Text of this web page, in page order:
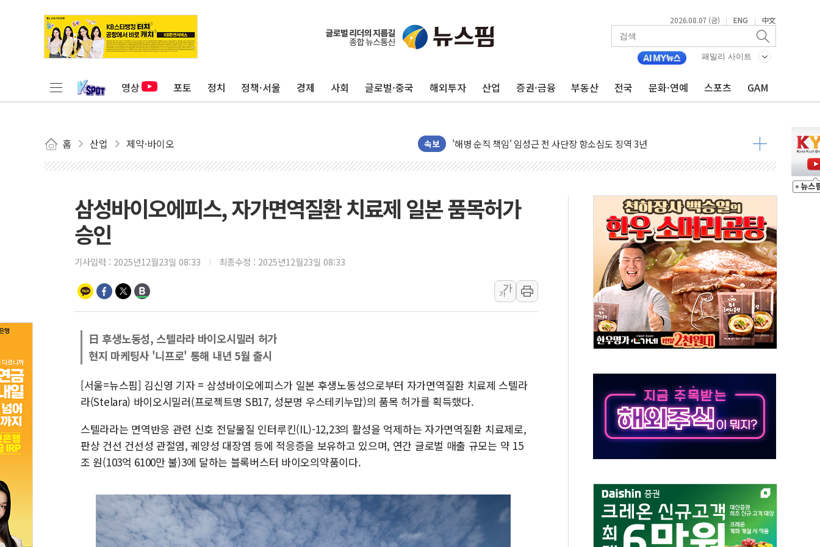
2026.08.07 (금) | ENG | 中文
패밀리 사이트
영상 포토 정치 정책·서울 경제 사회 글로벌·중국 해외투자 산업 증권·금융 부동산 전국 문화·연예 스포츠 GAM
홈 산업 제약·바이오 속보
전남광주 화정역 인근 도로 4중 추돌…1명 심정지·5명 부상
청도 문수리 야산서 산불 진화 중...진화헬기 3대 투입
헥토이노베이션, 상반기 매출 첫 2000억원 돌파
우리은행, 고창해상풍력에 4000억 금융 지원
민병덕 "오늘 67개 점포 영업 재개...장바구니에 홈플러스 담아달라" 호소
하나금융이 쏘아 올린 CIFO, 금융지주 포용금융 조직개편 신호탄
종합특검, '尹 관저 이전 감사 무마' 유병호 구속 기소
코스피·코스닥 오전 동반 하락…내린 종목이 두 배 넘어
'입추'인데 연일 찜통더위…김성환 기후부 장관 "예측범위 벗어나도 즉시대응"
"최대 2시간 앞서 침수 예측"…건설연, AI 위험기상 기술 개발
유니슨 "국내생산세액공제·인증제도 개선 수혜 기대"
창호 교체하다 난간 무너져…대전서 50대 일용직 추락 사망
장동혁 "규제와 대출 풀고 재개발·재건축 촉진하는 것이 부동산 정상화"
AI에 승부 건 네이버…내년 AI 팩토리 매출 본격화
日, 4~6월 105조원 환시 개입...4월 말 '56조원' 사상 최대
오렌지플래닛 창업재단, 스타트업 지원 프로그램 성료
경찰, '300억대 사기 혐의' 차가원 대표 구속 송치
삼성바이오에피스, 자가면역질환 치료제 일본 품목허가
승인
기사입력 : 2025년12월23일 08:33 최종수정 : 2025년12월23일 08:33
가
가
日 후생노동성, 스텔라라 바이오시밀러 허가
현지 마케팅사 '니프로' 통해 내년 5월 출시
[서울=뉴스핌] 김신영 기자 = 삼성바이오에피스가 일본 후생노동성으로부터 자가면역질환 치료제 스텔라
라(Stelara) 바이오시밀러(프로젝트명 SB17, 성분명 우스테키누맙)의 품목 허가를 획득했다.
스텔라라는 면역반응 관련 신호 전달물질 인터루킨(IL)-12,23의 활성을 억제하는 자가면역질환 치료제로,
판상 건선 건선성 관절염, 궤양성 대장염 등에 적응증을 보유하고 있으며, 연간 글로벌 매출 규모는 약 15
조 원(103억 6100만 불)3에 달하는 블록버스터 바이오의약품이다.